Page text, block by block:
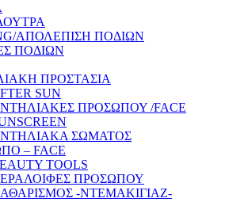
ΑΠΟΛΕΠΙΣΗ ΠΟΔΙΩΝ
ΠΟΔΙΩΝ
ΠΡΟΣΤΑΣΙΑ
SUN
ΠΡΟΣΩΠΟΥ /FACE
ΣΩΜΑΤΟΣ
– FACE
TOOLS
ΠΡΟΣΩΠΟΥ
-ΝΤΕΜΑΚΙΓΙΑΖ-